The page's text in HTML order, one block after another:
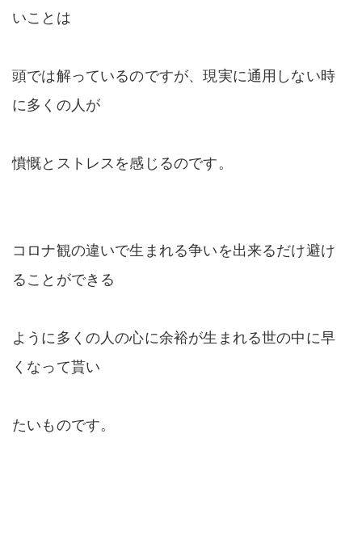
いことは
頭では解っているのですが、現実に通用しない時
に多くの人が
憤慨とストレスを感じるのです。
コロナ観の違いで生まれる争いを出来るだけ避け
ることができる
ように多くの人の心に余裕が生まれる世の中に早
くなって貰い
たいものです。